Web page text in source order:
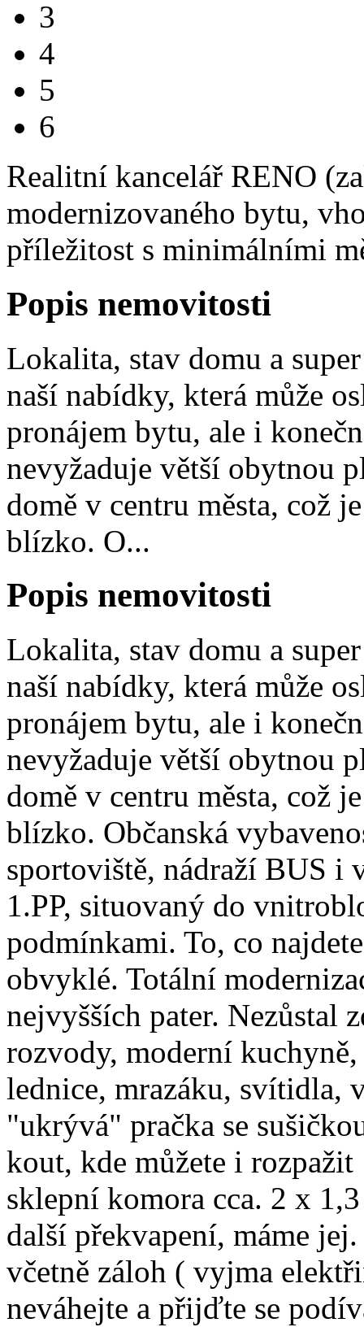
3
4
5
6
Realitní kancelář RENO
modernizovaného bytu,
příležitost s minimálními
Popis nemovitosti
Lokalita, stav domu a
naší nabídky, která může
pronájem bytu, ale i
nevyžaduje větší obytnou
domě v centru města, což
blízko. O...
Popis nemovitosti
Lokalita, stav domu a
naší nabídky, která může
pronájem bytu, ale i
nevyžaduje větší obytnou
domě v centru města, což
blízko. Občanská
sportoviště, nádraží BUS i
1.PP, situovaný do
podmínkami. To, co
obvyklé. Totální
nejvyšších pater. Nezůstal
rozvody, moderní
lednice, mrazáku, svítidla,
"ukrývá" pračka se
kout, kde můžete i
sklepní komora cca. 2 x
další překvapení, máme
včetně záloh ( vyjma
neváhejte a přijďte se